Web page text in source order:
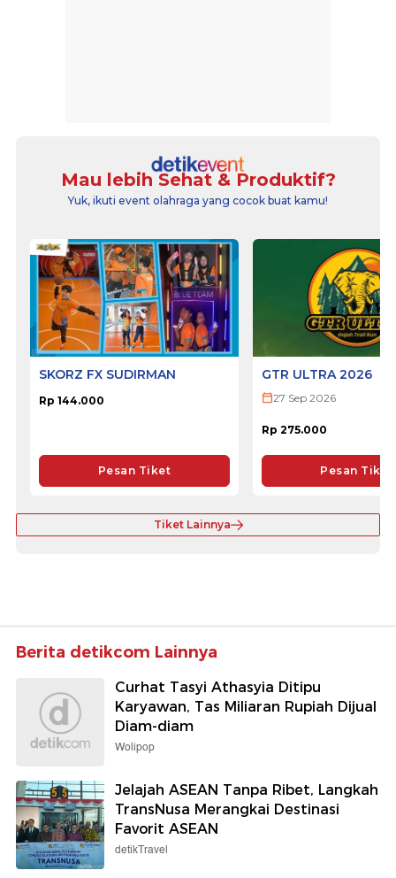
Mau lebih Sehat & Produktif?
Yuk, ikuti event olahraga yang cocok buat kamu!
SKORZ FX SUDIRMAN
Rp 144.000
Pesan Tiket
GTR ULTRA 2026
27 Sep 2026
Rp 275.000
Pesan Tiket
Tiket Lainnya
Berita detikcom Lainnya
Curhat Tasyi Athasyia Ditipu
Karyawan, Tas Miliaran Rupiah Dijual
Diam-diam
Wolipop
Jelajah ASEAN Tanpa Ribet, Langkah
TransNusa Merangkai Destinasi
Favorit ASEAN
detikTravel